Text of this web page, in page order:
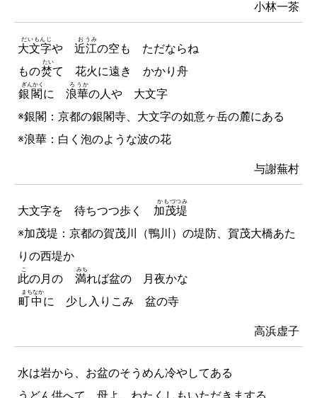
小林一茶
大文字
だいもんじ
や 近江
おうみ
の空も ただならね
もの焚
たい
て 花火に遠き かかり舟
銀閣
ぎんかく
に 浪華
ろうか
の人や 大文字
※銀閣：京都の銀閣寺、大文字の如意ヶ岳の麓にある
※浪華：白く泡のような波の花
与謝蕪村
大文字を 待ちつつ歩く 加茂堤
かもづつみ
※加茂堤：京都の賀茂川（鴨川）の堤防、賀茂大橋あた
りの西堤か
此
こ
の月の 満
みち
れば盆の 月夜かな
町中
まちなか
に 少し入りこみ 盆の寺
高浜虚子
水は岩から、お盆のそうめん冷やしてある
うどん供へて、母よ、わたくしもいただきまする